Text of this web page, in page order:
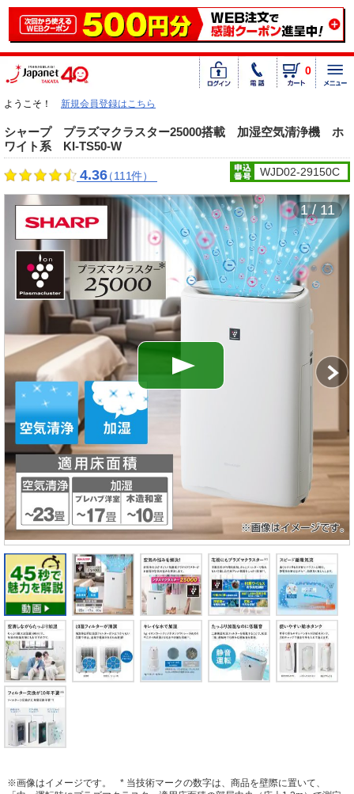
0
ようこそ！ 新規会員登録はこちら
シャープ プラズマクラスター25000搭載 加湿空気清浄機 ホ
ワイト系 KI-TS50-W
4.36（111件） WJD02-29150C
1 / 11
※画像はイメージです。
* 当技術マークの数字は、商品を壁際に置いて、